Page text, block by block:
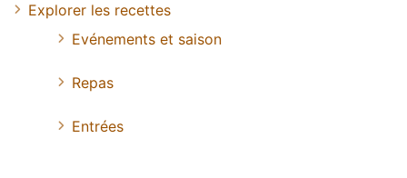
Explorer les recettes
Evénements et saison
Repas
Entrées